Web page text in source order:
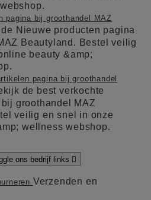
pagina bij groothandel MAZ
Nieuwe producten pagina
Beautyland. Bestel veilig
beauty &amp;
pagina bij groothandel
de best verkochte
groothandel MAZ
veilig en snel in onze
wellness webshop.
ons bedrijf links 
Verzenden en